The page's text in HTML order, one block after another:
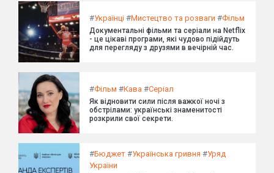
#Українці #Мистецтво та розваги #Фільм
Документальні фільми та серіали на Netflix
- це цікаві програми, які чудово підійдуть
для перегляду з друзями в вечірній час.
#Фільм #Кава #Серіал
Як відновити сили після важкої ночі з
обстрілами: українські знаменитості
розкрили свої секрети.
#Бюджет #Українська гривня #Уряд
України